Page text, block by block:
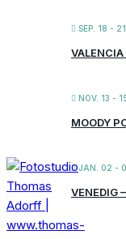
SEP. 18 -
NOV. 13 -
MOODY
JAN. 02 -
VENEDIG